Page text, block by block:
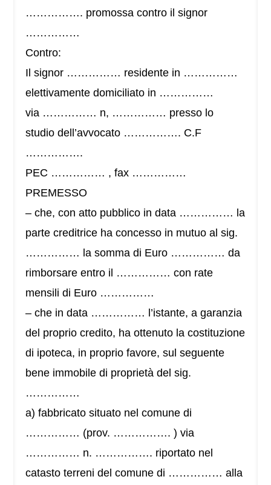
……………. promossa contro il signor
……………
Contro:
Il signor …………… residente in ……………
elettivamente domiciliato in ……………
via …………… n, …………… presso lo
studio dell’avvocato ……………. C.F
…………….
PEC …………… , fax ……………
PREMESSO
– che, con atto pubblico in data …………… la
parte creditrice ha concesso in mutuo al sig.
…………… la somma di Euro …………… da
rimborsare entro il …………… con rate
mensili di Euro ……………
– che in data …………… l’istante, a garanzia
del proprio credito, ha ottenuto la costituzione
di ipoteca, in proprio favore, sul seguente
bene immobile di proprietà del sig.
……………
a) fabbricato situato nel comune di
…………… (prov. ……………. ) via
…………… n. ……………. riportato nel
catasto terreni del comune di …………… alla